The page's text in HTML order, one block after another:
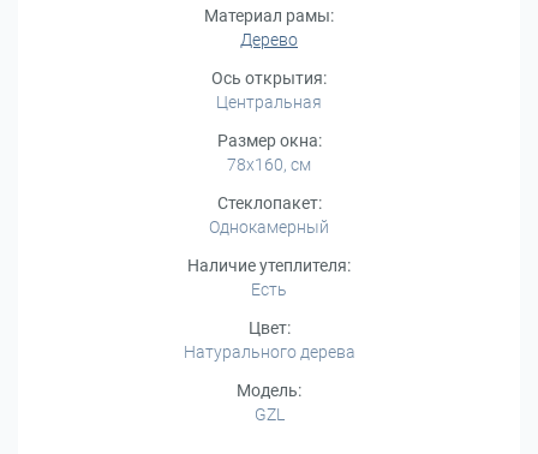
Материал рамы:
Дерево
Ось открытия:
Центральная
Размер окна:
78x160, см
Стеклопакет:
Однокамерный
Наличие утеплителя:
Есть
Цвет:
Натурального дерева
Модель:
GZL